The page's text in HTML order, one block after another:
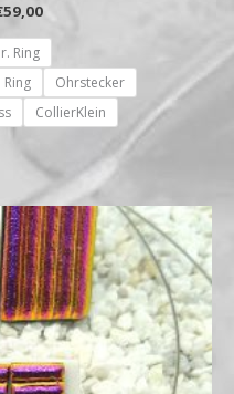
59,00
Ring
Ring
Ohrstecker
CollierKlein
Preisspanne:
€14,00
bis
€59,00